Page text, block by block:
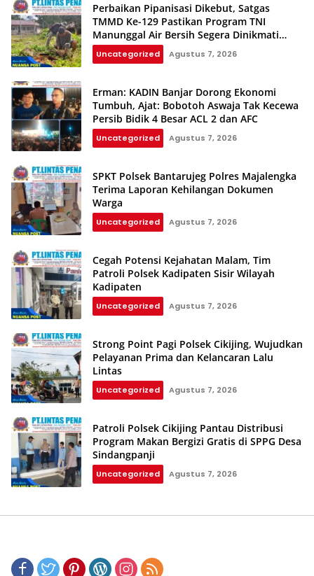
Perbaikan Pipanisasi Dikebut, Satgas
TMMD Ke-129 Pastikan Program TNI
Manunggal Air Bersih Segera Dinikmati
Warga Kampung Sesor
Uncategorized Agustus 7, 2026
Erman: KADIN Banjar Dorong Ekonomi
Tumbuh, Ajat: Bobotoh Aswaja Tak Kecewa
Persib Bidik 4 Besar ACL 2 dan AFC
Uncategorized Agustus 7, 2026
SPKT Polsek Bantarujeg Polres Majalengka
Terima Laporan Kehilangan Dokumen
Warga
Uncategorized Agustus 7, 2026
Cegah Potensi Kejahatan Malam, Tim
Patroli Polsek Kadipaten Sisir Wilayah
Kadipaten
Uncategorized Agustus 7, 2026
Strong Point Pagi Polsek Cikijing, Wujudkan
Pelayanan Prima dan Kelancaran Lalu
Lintas
Uncategorized Agustus 7, 2026
Patroli Polsek Cikijing Pantau Distribusi
Program Makan Bergizi Gratis di SPPG Desa
Sindangpanji
Uncategorized Agustus 7, 2026